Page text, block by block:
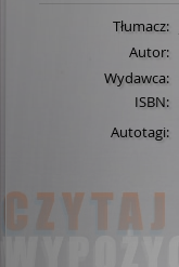
Tłumacz:
Autor:
Wydawca:
ISBN:
Autotagi: